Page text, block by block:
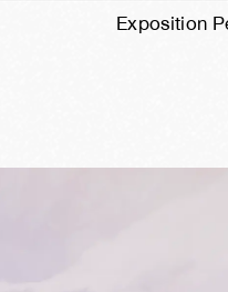
Exposition